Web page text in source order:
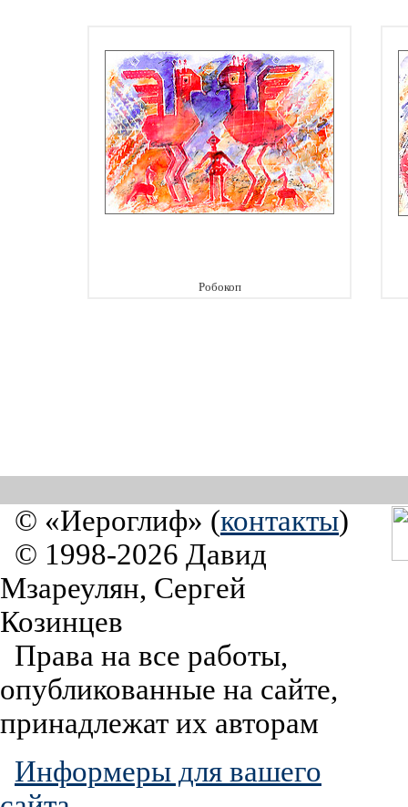
Робокоп
© «Иероглиф» (контакты)
© 1998-2026 Давид
Мзареулян, Сергей
Козинцев
Права на все работы,
опубликованные на сайте,
принадлежат их авторам
Информеры для вашего